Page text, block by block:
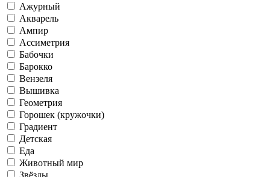
Ажурный
Акварель
Ампир
Ассиметрия
Бабочки
Барокко
Вензеля
Вышивка
Геометрия
Горошек (кружочки)
Градиент
Детская
Еда
Животный мир
Звёзды